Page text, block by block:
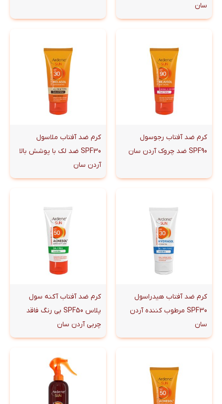
سان
کرم ضد آفتاب رجوسول
SPF90 ضد چروک آردن سان
کرم ضد آفتاب ملاسول
SPF30 ضد لک با پوشش بالا
آردن سان
کرم ضد آفتاب هیدراسول
SPF30 مرطوب کننده آردن
سان
کرم ضد آفتاب آکنه سول
پلاس SPF50 بی رنگ فاقد
چربی آردن سان